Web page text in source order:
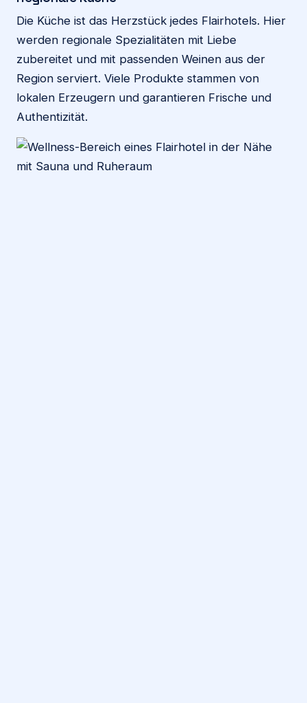
Die Küche ist das Herzstück jedes Flairhotels. Hier
werden regionale Spezialitäten mit Liebe
zubereitet und mit passenden Weinen aus der
Region serviert. Viele Produkte stammen von
lokalen Erzeugern und garantieren Frische und
Authentizität.